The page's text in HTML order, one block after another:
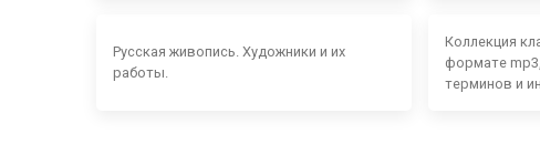
Русская живопись. Художники и их
работы.
Коллекция
формате
терминов и